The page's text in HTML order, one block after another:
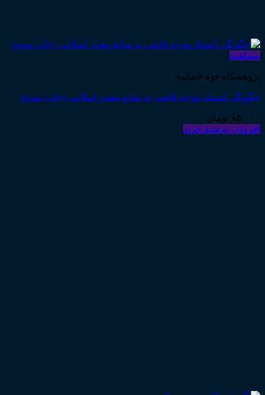
مشاهده
پژوهشگاه قوه قضاییه
چگونگی استناد موجه قاضی به منابع معتبر اسلامی (چاپ سوم)
۸۵,۰۰۰ تومان
افزودن به سبد خرید